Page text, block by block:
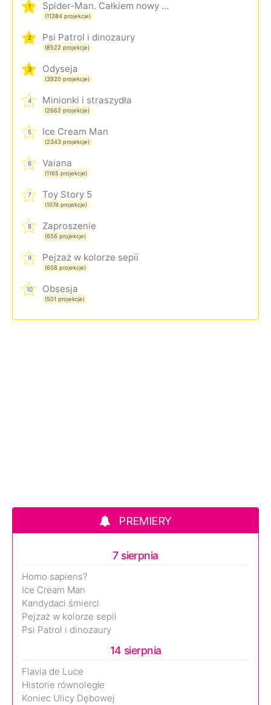
1 Spider-Man. Całkiem nowy dzień
(11384 projekcje)
2 Psi Patrol i dinozaury
(8522 projekcje)
3 Odyseja
(3920 projekcje)
4 Minionki i straszydła
(2662 projekcje)
5 Ice Cream Man
(2343 projekcje)
6 Vaiana
(1165 projekcje)
7 Toy Story 5
(1074 projekcje)
8 Zaproszenie
(656 projekcje)
9 Pejzaż w kolorze sepii
(608 projekcje)
10 Obsesja
(501 projekcje)
PREMIERY
7 sierpnia
Homo sapiens?
Ice Cream Man
Kandydaci śmierci
Pejzaż w kolorze sepii
Psi Patrol i dinozaury
14 sierpnia
Flavia de Luce
Historie równoległe
Koniec Ulicy Dębowej